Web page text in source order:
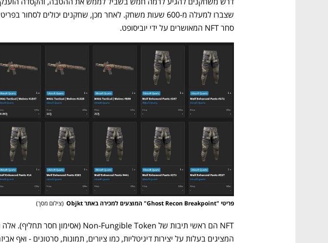
סחר NFT המאושרים על ידי יוביסופט.
פריטי "Ghost Recon Breakpoint" המוצעים למכירה באתר Objkt (צילום מסך)